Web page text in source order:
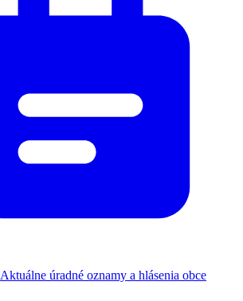
Aktuálne úradné oznamy a hlásenia obce